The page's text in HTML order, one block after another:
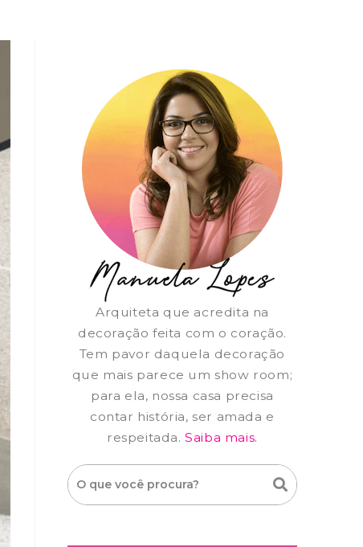
Arquiteta que acredita na
decoração feita com o coração.
Tem pavor daquela decoração
que mais parece um show room;
para ela, nossa casa precisa
contar história, ser amada e
respeitada.Saiba mais.